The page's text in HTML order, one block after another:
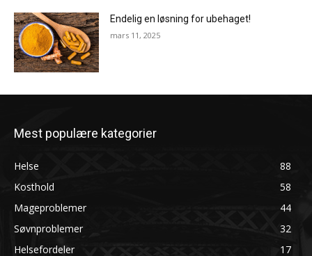
Endelig en løsning for ubehaget!
mars 11, 2025
Mest populære kategorier
Helse
88
Kosthold
58
Mageproblemer
44
Søvnproblemer
32
Helsefordeler
17